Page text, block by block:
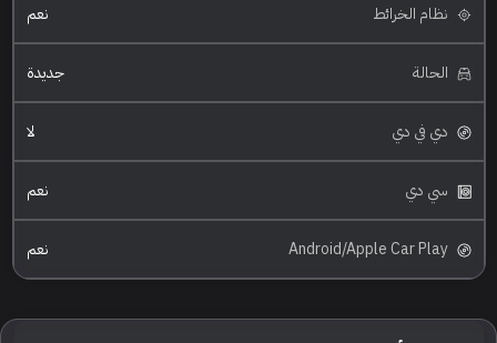
نظام الخرائط نعم
الحالة جديدة
دي في دي لا
سي دي نعم
Android/Apple Car Play نعم